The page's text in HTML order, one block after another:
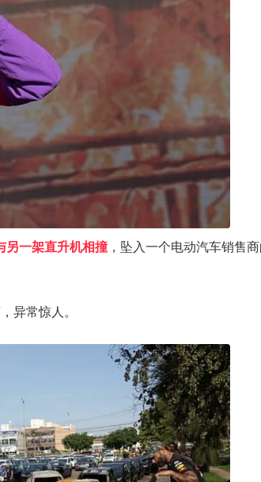
另一架直升机相撞 ，坠入一个电动汽车销售商
异常惊人。